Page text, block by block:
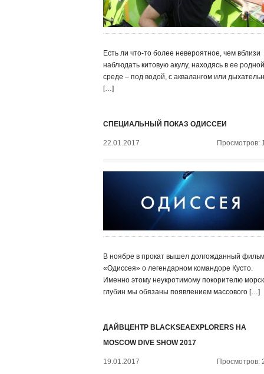
Есть ли что-то более невероятное, чем вблизи
наблюдать китовую акулу, находясь в ее родной
среде – под водой, с аквалангом или
[…]
СПЕЦИАЛЬНЫЙ ПОКАЗ ОДИССЕИ
22.01.2017 Просмотров:
В ноябре в прокат вышел долгожданный фильм
«Одиссея» о легендарном командоре Кусто.
Именно этому неукротимому покорителю
глубин мы обязаны появлением массового […]
ДАЙВЦЕНТР BLACKSEAEXPLORERS НА
MOSCOW DIVE SHOW 2017
19.01.2017 Просмотров: